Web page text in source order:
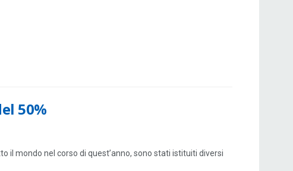
50%
il mondo nel corso di quest’anno, sono stati istituiti diversi